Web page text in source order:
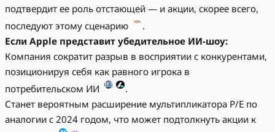
подтвердит ее роль отстающей — и акции, скорее всего,
последуют этому сценарию
.
Если Apple представит убедительное ИИ-шоу:
Компания сократит разрыв в восприятии с конкурентами,
позиционируя себя как равного игрока в
потребительском ИИ
.
Станет вероятным расширение мультипликатора P/E по
аналогии с 2024 годом, что может подтолкнуть акции к